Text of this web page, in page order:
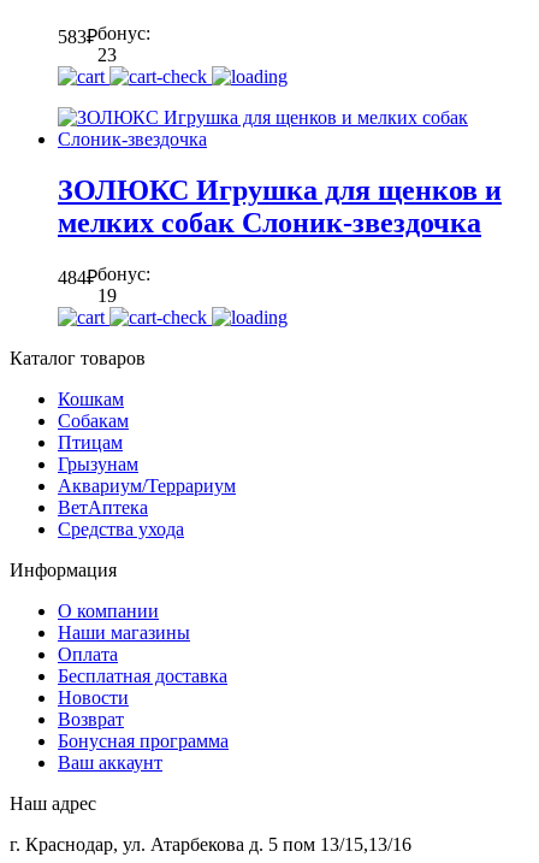
583₽бонус:
23
ЗОЛЮКС Игрушка для щенков и
мелких собак Слоник-звездочка
484₽бонус:
19
Каталог товаров
Кошкам
Собакам
Птицам
Грызунам
Аквариум/Террариум
ВетАптека
Средства ухода
Информация
О компании
Наши магазины
Оплата
Бесплатная доставка
Новости
Возврат
Бонусная программа
Ваш аккаунт
Наш адрес
г. Краснодар, ул. Атарбекова д. 5 пом 13/15,13/16